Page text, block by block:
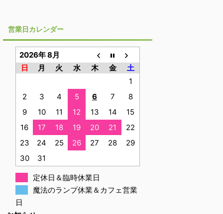
営業日カレンダー
2026年 8月
日
月 火 水 木 金
土
1
2
3 4 5 6 7
8
9
10 11 12 13 14
15
16
17 18 19 20 21
22
23
24 25 26 27 28
29
30
31
定休日＆臨時休業日
魔法のランプ休業＆カフェ営業
日